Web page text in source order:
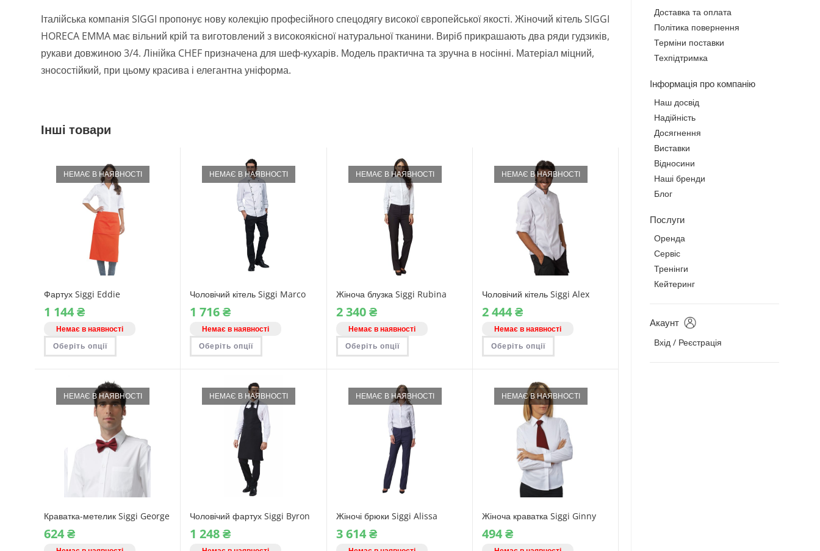
Італійська компанія SIGGI пропонує нову колекцію професійного спецодягу високої європейської якості. Жіночий кітель SIGGI
HORECA EMMA має вільний крій та виготовлений з високоякісної натуральної тканини. Виріб прикрашають два ряди гудзиків,
рукави довжиною 3/4. Лінійка CHEF призначена для шеф-кухарів. Модель практична та зручна в носінні. Матеріал міцний,
зносостійкий, при цьому красива і елегантна уніформа.
Інші товари
НЕМАЄ В НАЯВНОСТІ
Фартух Siggi Eddie
1‎ 144₴
Немає в наявності
Оберіть опції
має
Параметри
можна
вибрати
на
сторінці
товару
НЕМАЄ В НАЯВНОСТІ
Чоловічий кітель Siggi Marco
1‎ 716₴
Немає в наявності
Оберіть опції
має
можна
вибрати
на
сторінці
товару
НЕМАЄ В НАЯВНОСТІ
Жіноча блузка Siggi Rubina
2‎ 340₴
Немає в наявності
Оберіть опції
має
можна
вибрати
на
сторінці
товару
НЕМАЄ В НАЯВНОСТІ
Чоловічий кітель Siggi Alex
2‎ 444₴
Немає в наявності
Оберіть опції
має
можна
вибрати
на
сторінці
товару
НЕМАЄ В НАЯВНОСТІ
Краватка-метелик Siggi George
624₴
НЕМАЄ В НАЯВНОСТІ
Чоловічий фартух Siggi Byron
1‎ 248₴
НЕМАЄ В НАЯВНОСТІ
Жіночі брюки Siggi Alissa
3‎ 614₴
НЕМАЄ В НАЯВНОСТІ
Жіноча краватка Siggi Ginny
494₴
Доставка та оплата
Політика повернення
Терміни поставки
Техпідтримка
Інформація про компанію
Наш досвід
Надійність
Досягнення
Виставки
Відносини
Наші бренди
Блог
Послуги
Оренда
Сервіс
Тренінги
Кейтеринг
Акаунт
Вхід / Реєстрація